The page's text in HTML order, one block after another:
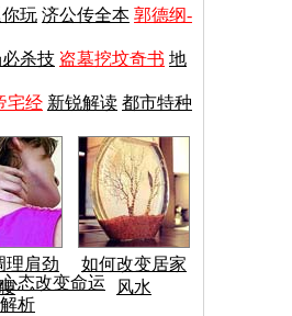
玩 济公传全本 郭德纲-
杀技 盗墓挖坟奇书 地
宅经 新锐解读 都市特种
理肩劲
腰
如何改变居家
风水
心态改变命运
解析